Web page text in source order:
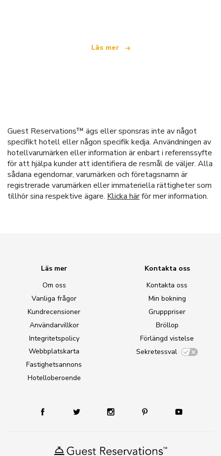
Läs mer
Guest Reservations™ ägs eller sponsras inte av något
specifikt hotell eller någon specifik kedja. Användningen av
hotellvarumärken eller information är enbart i referenssyfte
för att hjälpa kunder att identifiera de resmål de väljer. Alla
sådana egendomar, varumärken och företagsnamn är
registrerade varumärken eller immateriella rättigheter som
tillhör sina respektive ägare. Klicka härför mer information.
Läs mer
Om oss
Vanliga frågor
Kundrecensioner
Användarvillkor
Integritetspolicy
Webbplatskarta
Fastighetsannons
Hotelloberoende
Kontakta oss
Kontakta oss
Min bokning
Grupppriser
Bröllop
Förlängd vistelse
Sekretessval